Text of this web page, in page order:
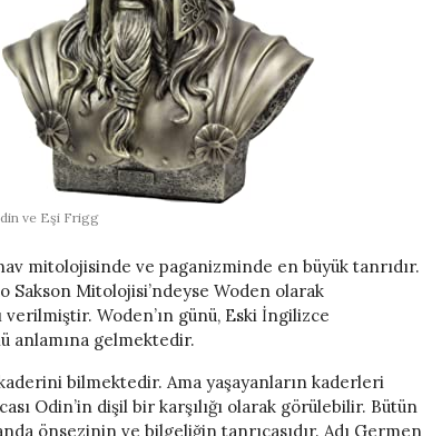
ve Eşi Frigg
mitolojisinde ve paganizminde en büyük tanrıdır.
Mitolojisi’ndeyse Woden olarak
Woden’ın günü, Eski İngilizce
anlamına gelmektedir.
bilmektedir. Ama yaşayanların kaderleri
Odin’in dişil bir karşılığı olarak görülebilir. Bütün
önsezinin ve bilgeliğin tanrıçasıdır. Adı Germen